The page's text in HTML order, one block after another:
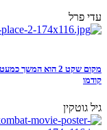
עדי פרל
מקום שקט 2 הוא המשך
קודמו
גיל גוטקין